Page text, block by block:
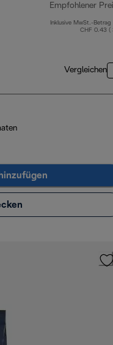
Empfohlener
Inklusive MwSt.-Betrag
CHF 0.43 (
Vergleichen